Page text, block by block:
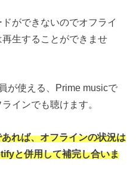
ができないのでオフライ
生することができませ
が使える、Prime musicで
インでも聴けます。
れば、オフラインの状況は
と併用して補完し合いま